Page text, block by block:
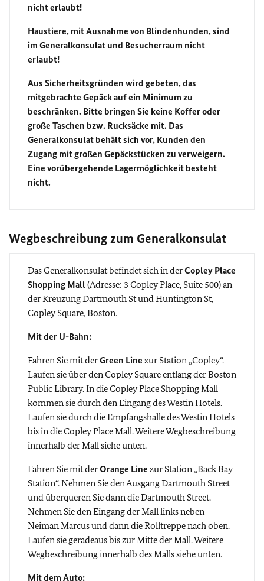
nicht erlaubt!
Haustiere, mit Ausnahme von Blindenhunden, sind
im Generalkonsulat und Besucherraum nicht
erlaubt!
Aus Sicherheitsgründen wird gebeten, das
mitgebrachte Gepäck auf ein Minimum zu
beschränken. Bitte bringen Sie keine Koffer oder
große Taschen bzw. Rucksäcke mit. Das
Generalkonsulat behält sich vor, Kunden den
Zugang mit großen Gepäckstücken zu verweigern.
Eine vorübergehende Lagermöglichkeit besteht
nicht.
Wegbeschreibung zum Generalkonsulat
Das Generalkonsulat befindet sich in derCopley Place
Shopping Mall(Adresse: 3 Copley Place, Suite 500) an
der Kreuzung Dartmouth St und Huntington St,
Copley Square, Boston.
Mit der U-Bahn:
Fahren Sie mit derGreen Line zur Station „Copley“.
Laufen sie über den Copley Square entlang der Boston
Public Library. In die Copley Place Shopping Mall
kommen sie durch den Eingang des Westin Hotels.
Laufen sie durch die Empfangshalle des Westin Hotels
bis in die Copley Place Mall. Weitere Wegbeschreibung
innerhalb der Mall siehe unten.
Fahren Sie mit derOrange Line zur Station „Back Bay
Station“. Nehmen Sie den Ausgang Dartmouth Street
und überqueren Sie dann die Dartmouth Street.
Nehmen Sie den Eingang der Mall links neben
Neiman Marcus und dann die Rolltreppe nach oben.
Laufen sie geradeaus bis zur Mitte der Mall. Weitere
Wegbeschreibung innerhalb des Malls siehe unten.
Mit dem Auto: